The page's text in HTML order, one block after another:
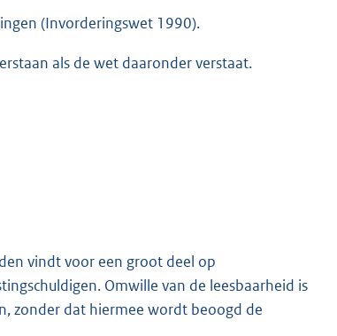
(Invorderingswet 1990).
als de wet daaronder verstaat.
vindt voor een groot deel op
Omwille van de leesbaarheid is
zonder dat hiermee wordt beoogd de